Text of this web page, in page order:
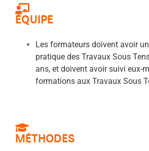
ÉQUIPE
Les formateurs doivent avoir
pratique des Travaux Sous
ans, et doivent avoir suivi eux-
formations aux Travaux Sous
MÉTHODES